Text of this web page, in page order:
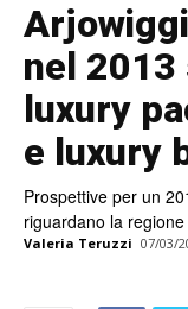
nel
luxury
e luxury
Prospettive per un
riguardano la
Valeria Teruzzi 07/03/